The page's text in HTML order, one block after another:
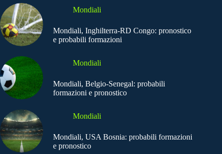
Mondiali
Mondiali, Inghilterra-RD Congo: pronostico
e probabili formazioni
Mondiali
Mondiali, Belgio-Senegal: probabili
formazioni e pronostico
Mondiali
Mondiali, USA Bosnia: probabili formazioni
e pronostico